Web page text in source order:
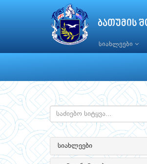
ბათუმის
სიახლეები
სიახლეები